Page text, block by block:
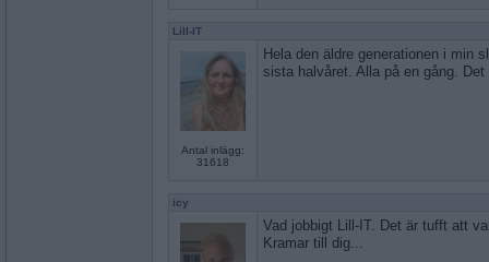
Lill-IT
Antal inlägg:
31618
Hela den äldre generationen i min
sista halvåret. Alla på en gång.
icy
Vad jobbigt Lill-IT. Det är tufft att
Kramar till dig...